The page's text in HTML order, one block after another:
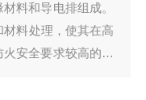
料和导电排组成。
料处理，使其在高
安全要求较高的场